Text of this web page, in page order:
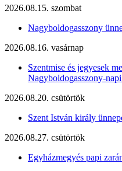
2026.08.15. szombat
Nagyboldogasszony
2026.08.16. vasárnap
Szentmise és jegyesek
Nagyboldogasszony-
2026.08.20. csütörtök
Szent István király
2026.08.27. csütörtök
Egyházmegyés papi